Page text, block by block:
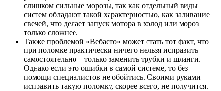
слишком сильные морозы, так как отдельный виды
систем обладают такой характерностью, как заливание
свечей, что делает запуск мотора в холод или мороз
только сложнее.
Также проблемой «Вебасто» может стать тот факт, что
при поломке практически ничего нельзя исправить
самостоятельно – только заменить трубки и шланги.
Однако если это ошибки в самой системе, то без
помощи специалистов не обойтись. Своими руками
исправить такую поломку, скорее всего, не получится.